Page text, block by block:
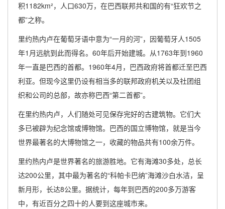
积1182km²，人口630万，在巴西联邦共和国的有“狂欢节之
都”之称。
里约热内卢在葡萄牙语中意为“一月的河”，因葡萄牙人1505
年1月远航到此而得名。60年后开始建城。从1763年到1960
年一直是巴西的首都。1960年4月，巴西政府将首都迁至巴西
利亚。但现今这里仍设有相当多的联邦政府机关以及社团组
织和公司的总部，故亦称巴西“第二首都”。
在里约热内卢，人们随处可见保存完好的古建筑物。它们大
多已被辟为纪念馆或博物馆。巴西的国立博物馆，就是当今
世界最著名的大博物馆之一，收藏的物品共有100余万件。
里约热内卢是世界著名的旅游胜地。它有海滩30多处，总长
达200公里，其中最为著名的“科帕卡巴纳”海滩沙白水洁，呈
新月形，长达8公里。据统计，每年到巴西的200多万游客
中，有近百分之四十的人要到这座城市来。